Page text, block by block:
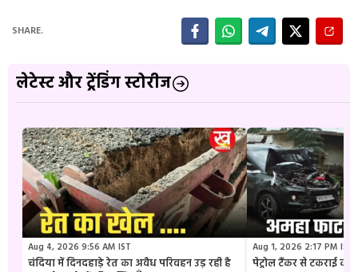
SHARE.
लेटेस्ट और ट्रेंडिंग स्टोरीज
Aug 4, 2026 9:56 AM IST
चंदिया में दिनदहाड़े रेत का अवैध परिवहन उड़ रही है
Aug 1, 2026 2:17 PM IST
पेट्रोल टैंकर से टकराई